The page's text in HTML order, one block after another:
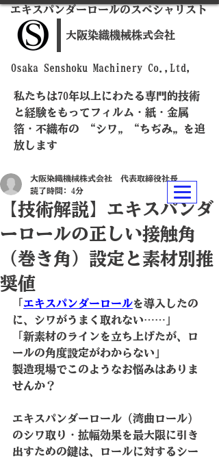
​Osaka Senshoku Machinery Co.,Ltd,
​エキスパンダーロールのスペシャリスト
​大阪染織機械株式会社
私たちは70年以上にわたる専門的技術
と経験をもってフィルム・紙・金属
箔・不織布の “シワ„ “ちぢみ„ を追
放します
【技術解説】エキスパンダ
ーロールの正しい接触角
（巻き角）設定と素材別推
奨値
大阪染織機械株式会社 代表取締役社長
読了時間: 4分
エキスパンダーロールを導入したの
に、シワがうまく取れない……」
「新素材のラインを立ち上げたが、ロ
ールの角度設定がわからない」
製造現場でこのようなお悩みはありま
せんか？
エキスパンダーロール（湾曲ロール）
のシワ取り・拡幅効果を最大限に引き
出すための鍵は、ロールに対するシー